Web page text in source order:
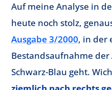
Auf meine Analyse in
heute noch stolz,
Ausgabe 3/2000, in der
Bestandsaufnahme
Schwarz-Blau geht.